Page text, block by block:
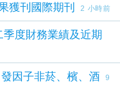
獲刊國際期刊 2 小時前
度財務業績及近期
因子非菸、檳、酒 9